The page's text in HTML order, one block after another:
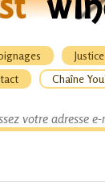
Justice
Chaîne